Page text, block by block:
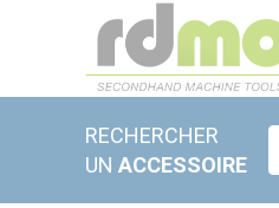
RECHERCHER
UN ACCESSOIRE